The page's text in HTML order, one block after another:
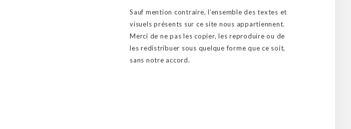
Sauf mention contraire, l’ensemble des textes et
visuels présents sur ce site nous appartiennent.
Merci de ne pas les copier, les reproduire ou de
les redistribuer sous quelque forme que ce soit,
sans notre accord.